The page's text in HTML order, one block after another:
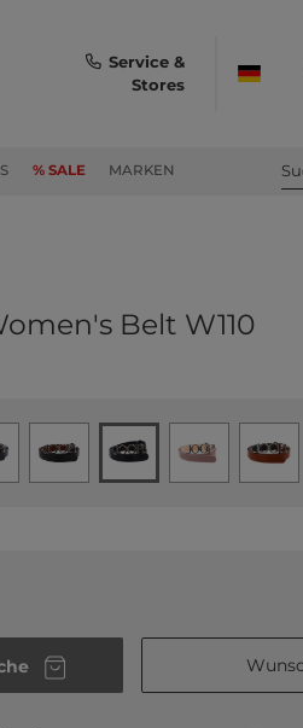
% SALE MARKEN
Service &
Stores
Belt W110